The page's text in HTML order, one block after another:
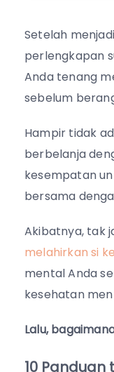
Setelah
perlengkapan
Anda tenang
sebelum
Hampir tidak
berbelanja
kesempatan
bersama
Akibatnya, tak
melahirkan si
mental Anda
kesehatan
Lalu,
10